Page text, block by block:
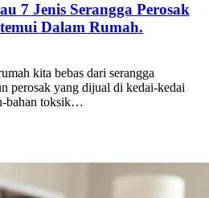
7 Jenis Serangga Perosak
Dalam Rumah.
kita bebas dari serangga
perosak yang dijual di kedai-kedai
bahan toksik…